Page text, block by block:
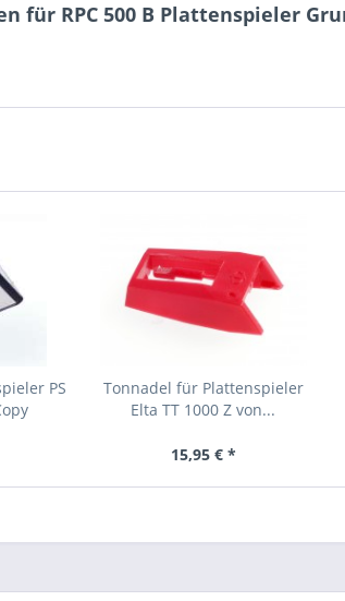
für RPC 500 B Plattenspieler
PS
Tonnadel für Plattenspieler
Elta TT 1000 Z von...
15,95 € *